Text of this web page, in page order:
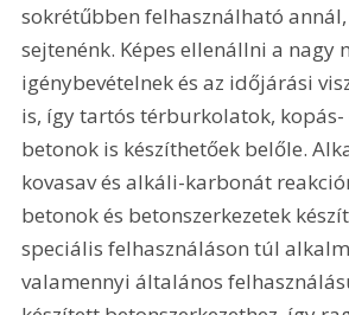
sokrétűbben felhasználható
sejtenénk. Képes ellenállni a nagy
igénybevételnek és az időjárási
is, így tartós térburkolatok, kopás-
betonok is készíthetőek belőle.
kovasav és alkáli-karbonát
betonok és betonszerkezetek
speciális felhasználáson túl
valamennyi általános